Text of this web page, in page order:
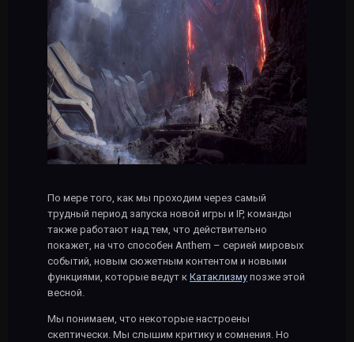
По мере того, как мы проходим через самый
трудный период запуска новой игры и IP, команды
также работают над тем, что действительно
покажет, на что способен Anthem – серией мировых
событий, новым сюжетным контентом и новыми
функциями, которые ведут к Катаклизму позже этой
весной.
Мы понимаем, что некоторые настроены
скептически. Мы слышим критику и сомнения. Но